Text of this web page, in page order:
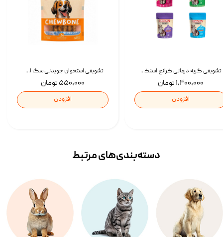
تشویقی استخوان جویدنی سگ اسنکی کرانچی با طعم مرغ Snacky Crunchy Munchy وزن 100 گرم
۵۵۰,۰۰۰ تومان
افزودن
تشویقی گربه درمانی کرانچ اسنکی با طعم میکس Snacky Crunch Cat Treats وزن 60 گرم بسته 4 عددی
۱,۴۰۰,۰۰۰ تومان
افزودن
دسته‌بندی‌‌های مرتبط